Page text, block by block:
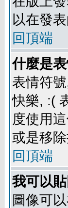
以在發
回頂端
什麼是
表情符
快樂, :(
度使用
或是移
回頂端
我可以
圖像可